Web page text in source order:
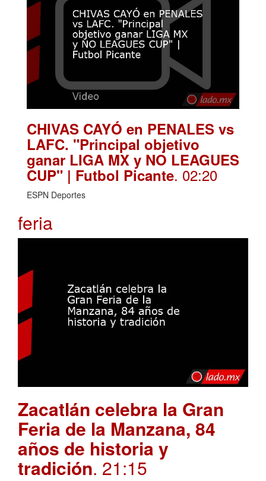
CHIVAS CAYÓ en PENALES vs
LAFC. "Principal objetivo
ganar LIGA MX y NO LEAGUES
CUP" | Futbol Picante. 02:20
ESPN Deportes
feria
Zacatlán celebra la Gran
Feria de la Manzana, 84
años de historia y
tradición. 21:15